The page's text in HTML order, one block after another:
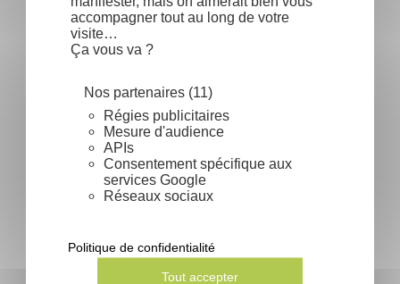
accompagner tout au long de votre
visite…
Ça vous va ?
Nos partenaires (11)
Régies publicitaires
Mesure d'audience
APIs
Consentement spécifique aux
services Google
Réseaux sociaux
Tout accepter
Politique de confidentialité